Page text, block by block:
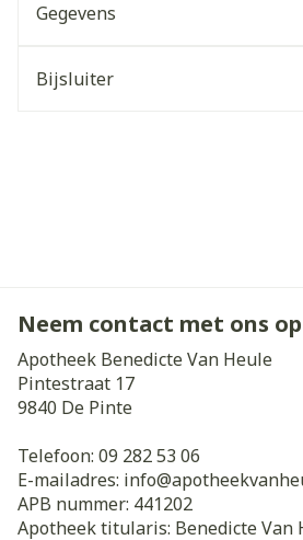
Gegevens
Bijsluiter
Neem contact met ons op
Apotheek Benedicte Van Heule
Pintestraat 17
9840 De Pinte
Telefoon: 09 282 53 06
E-mailadres: info@
APB nummer: 441202
Apotheek titularis: Benedicte Van